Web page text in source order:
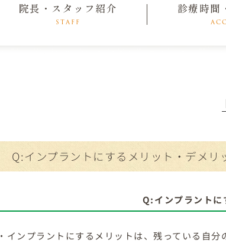
院長・スタッフ紹介
STAFF
診療時間
Q:インプラントにするメリット・デメリ
Q:インプラントに
・インプラントにするメリットは、残っている自